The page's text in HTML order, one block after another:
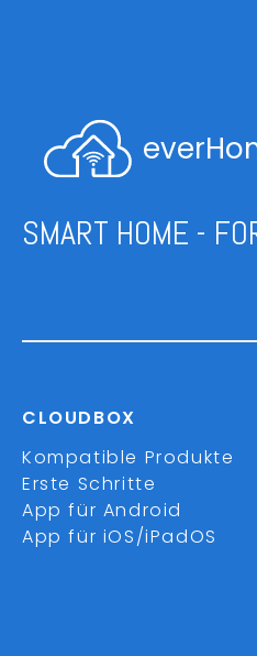
SMART HOME -
CLOUDBOX
Kompatible Produkte
Erste Schritte
App für Android
App für iOS/iPadOS